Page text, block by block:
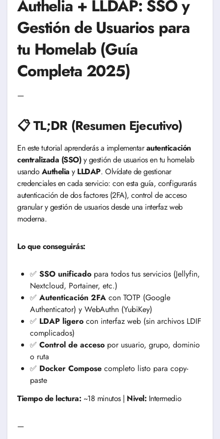
Authelia + LLDAP: SSO y
Gestión de Usuarios para
tu Homelab (Guía
Completa 2025)
—
📋 TL;DR (Resumen Ejecutivo)
En este tutorial aprenderás a implementarautenticación
centralizada (SSO)y gestión de usuarios en tu homelab
usandoAuthelia y LLDAP. Olvídate de gestionar
credenciales en cada servicio: con esta guía, configurarás
autenticación de dos factores (2FA), control de acceso
granular y gestión de usuarios desde una interfaz web
moderna.
Lo que conseguirás:
✅ SSO unificadopara todos tus servicios (Jellyfin,
Nextcloud, Portainer, etc.)
✅ Autenticación 2FAcon TOTP (Google
Authenticator) y WebAuthn (YubiKey)
✅ LDAP ligerocon interfaz web (sin archivos LDIF
complicados)
✅ Control de accesopor usuario, grupo, dominio
o ruta
✅ Docker Composecompleto listo para copy-
paste
Tiempo de lectura: ~18 minutos | Nivel: Intermedio
—